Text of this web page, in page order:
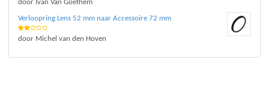
door Ivan Van Goethem
Verloopring Lens 52 mm naar Accessoire 72 mm
Waar
door Michel van den Hoven